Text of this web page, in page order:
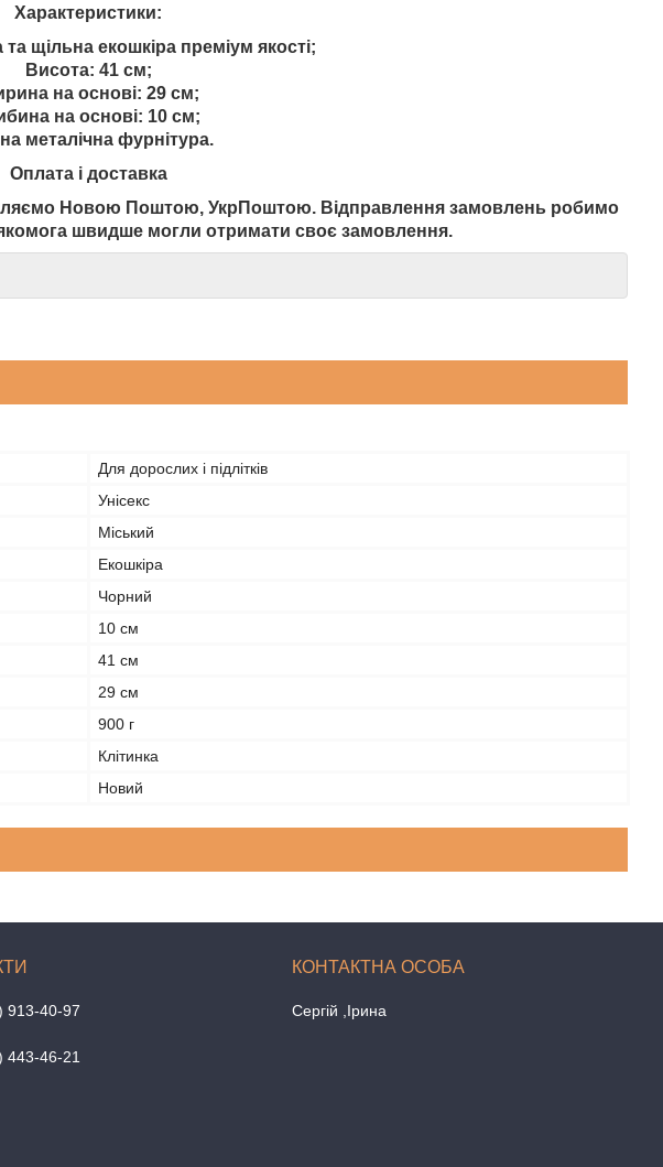
Характеристики:
та щільна екошкіра преміум якості;
Висота: 41 см;
на основі: 29 см;
на основі: 10 см;
металічна фурнітура.
Оплата і доставка
Новою Поштою, УкрПоштою. Відправлення замовлень робимо
швидше могли отримати своє замовлення.
Для дорослих і підлітків
Унісекс
Міський
Екошкіра
Чорний
10 см
41 см
29 см
900 г
Клітинка
Новий
913-40-97
443-46-21
Сергій ,Ірина